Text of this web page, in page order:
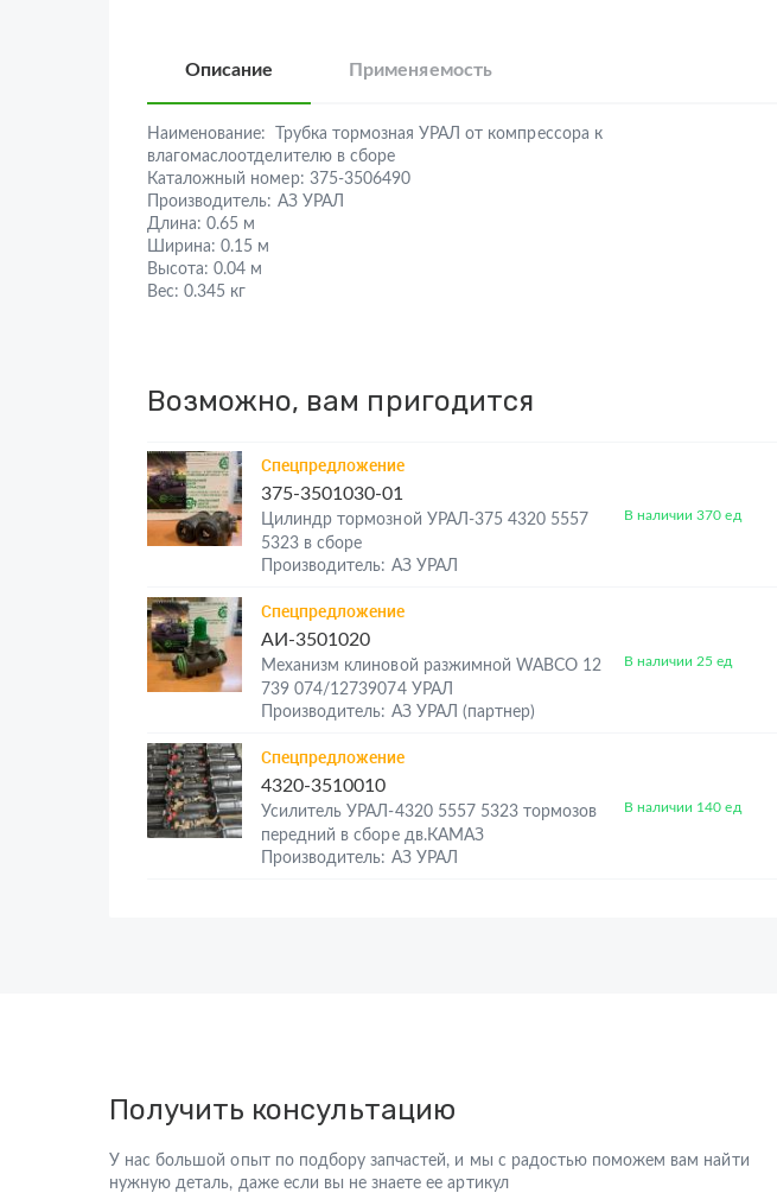
Описание Применяемость
Наименование:
Трубка тормозная УРАЛ от компрессора к
влагомаслоотделителю в сборе
Каталожный номер: 375-3506490
Производитель: АЗ УРАЛ
Длина: 0.65 м
Ширина: 0.15 м
Высота: 0.04 м
Вес: 0.345 кг
Возможно, вам пригодится
Спецпредложение
375-3501030-01
Цилиндр тормозной УРАЛ-375 4320 5557
5323 в сборе
Производитель: АЗ УРАЛ
В наличии 370 ед
Спецпредложение
АИ-3501020
Механизм клиновой разжимной WABCO 12
739 074/12739074 УРАЛ
Производитель: АЗ УРАЛ (партнер)
В наличии 25 ед
Спецпредложение
4320-3510010
Усилитель УРАЛ-4320 5557 5323 тормозов
передний в сборе дв.КАМАЗ
Производитель: АЗ УРАЛ
В наличии 140 ед
Получить консультацию
У нас большой опыт по подбору запчастей, и мы с радостью поможем вам найти
нужную деталь, даже если вы не знаете ее артикул